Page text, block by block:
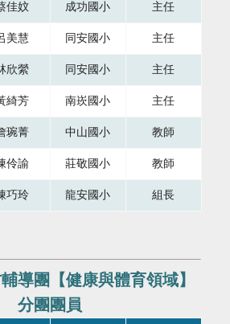
佳妏 成功國小 主任
美慧 同安國小 主任
欣縈 同安國小 主任
綺芳 南崁國小 主任
琬菁 中山國小 教師
伶諭 莊敬國小 教師
巧玲 龍安國小 組長
導團【健康與體育領域】
分團團員